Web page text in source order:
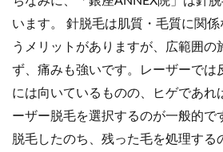
います。 針脱毛は肌質・毛質に関
うメリットがありますが、広範囲の
ず、痛みも強いです。レーザーでは
には向いているものの、ヒゲであれ
ーザー脱毛を選択するのが一般的で
脱毛したのち、残った毛を処理する